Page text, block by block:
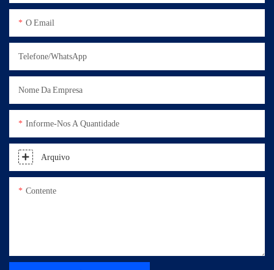
O Email
Telefone/WhatsApp
Nome Da Empresa
Informe-Nos A Quantidade
Arquivo
Contente